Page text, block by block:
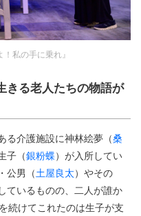
私の手に乗れ』
きる老人たちの物語が
る介護施設に神林絵夢（桑
子（銀粉蝶）が入所してい
公男（土屋良太）やその
ているものの、二人が誰か
続けてこれたのは生子が支